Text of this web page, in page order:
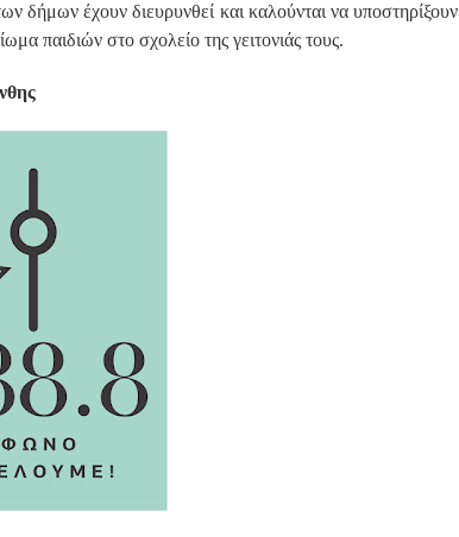
δήμων έχουν διευρυνθεί και καλούνται να υποστηρίξουν
παιδιών στο σχολείο της γειτονιάς τους.